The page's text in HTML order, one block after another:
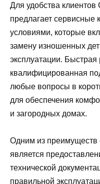
Для удобства
предлагает сервисные
условиями, которые
замену изношенных
эксплуатации. Быстрая
квалифицированная
любые вопросы в
для обеспечения
и загородных домах.
Одним из преимуществ
является
технической
правильной